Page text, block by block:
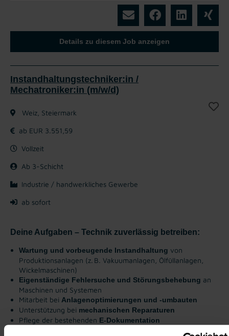
Details zu diesem Job anzeigen
Instandhaltungstechniker:in /
Mechatroniker:in (m/w/d)
Weiz, Steiermark
ab EUR 3.551,59
Vollzeit
Ab 3-Schicht
Industrie / handwerkliches Gewerbe
ab sofort
Deine Aufgaben – Technik zuverlässig betreiben:
Wartung und vorbeugende Instandhaltung von
Produktionsanlagen (z. B. Vakuumanlagen, Ölfüllanlagen,
Wickelmaschinen)
Eigenständige Fehlersuche und Störungsbehebung an
Maschinen und Systemen
Mitarbeit bei Anlagenoptimierungen und -umbauten
Unterstützung bei mechanischen Reparaturen
Pflege der bestehenden E-Dokumentation